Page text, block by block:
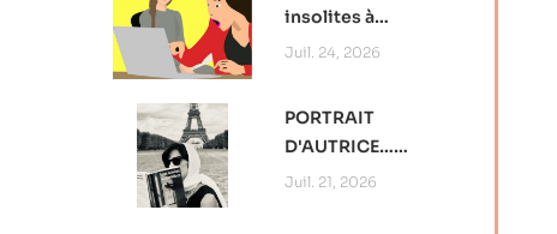
insolites à
retenir
Juil. 24, 2026
PORTRAIT
D'AUTRICE…
Camille
Juil. 21, 2026